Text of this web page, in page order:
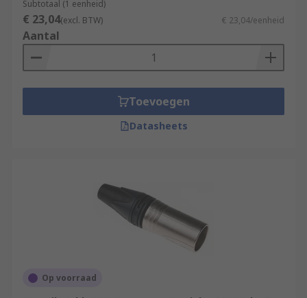
Subtotaal (1 eenheid)
€ 23,04(excl. BTW) € 23,04/eenheid
Aantal
Toevoegen
Datasheets
Op voorraad